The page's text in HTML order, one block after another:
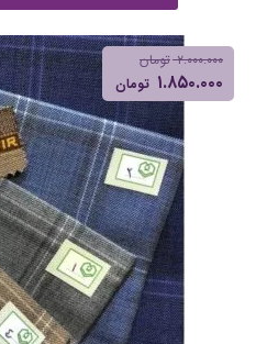
۲.۰۰۰.۰۰۰ تومان
۱.۸۵۰.۰۰۰ تومان